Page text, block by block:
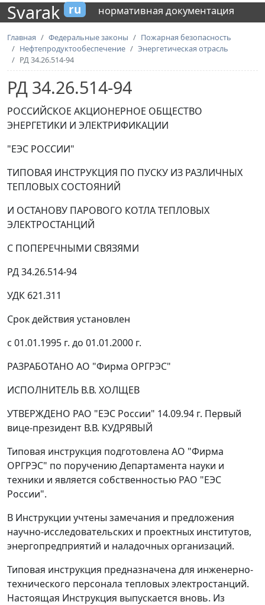
Svarak ru нормативная документация
Главная Федеральные законы
Пожарная безопасность
Нефтепродуктообеспечение
Энергетическая отрасль
РД 34.26.514-94
РД 34.26.514-94
РОССИЙСКОЕ АКЦИОНЕРНОЕ ОБЩЕСТВО
ЭНЕРГЕТИКИ И ЭЛЕКТРИФИКАЦИИ
"ЕЭС РОССИИ"
ТИПОВАЯ ИНСТРУКЦИЯ ПО ПУСКУ ИЗ РАЗЛИЧНЫХ
ТЕПЛОВЫХ СОСТОЯНИЙ
И ОСТАНОВУ ПАРОВОГО КОТЛА ТЕПЛОВЫХ
ЭЛЕКТРОСТАНЦИЙ
С ПОПЕРЕЧНЫМИ СВЯЗЯМИ
РД 34.26.514-94
УДК 621.311
Срок действия установлен
с 01.01.1995 г. до 01.01.2000 г.
РАЗРАБОТАНО АО "Фирма ОРГРЭС"
ИСПОЛНИТЕЛЬ В.В. ХОЛЩЕВ
УТВЕРЖДЕНО РАО "ЕЭС России" 14.09.94 г. Первый
вице-президент В.В. КУДРЯВЫЙ
Типовая инструкция подготовлена АО "Фирма
ОРГРЭС" по поручению Департамента науки и
техники и является собственностью РАО "ЕЭС
России".
В Инструкции учтены замечания и предложения
научно-исследовательских и проектных институтов,
энергопредприятий и наладочных организаций.
Типовая инструкция предназначена для инженерно-
технического персонала тепловых электростанций.
Настоящая Инструкция выпускается вновь. Из